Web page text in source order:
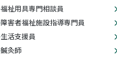
福祉用具専門相談員
障害者福祉施設指導専門員
生活支援員
鍼灸師